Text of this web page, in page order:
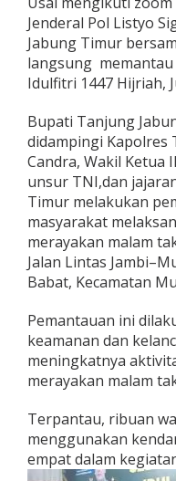
r
e
s
T
a
n
a
b
T
i
m
u
r
P
a
t
u
L
a
g
u
n
g
P
Jenderal Pol Listyo
Jabung Timur
langsung
Idulfitri 1447 Hijriah,
Bupati Tanjung
didampingi Kapolres
Candra, Wakil Ketua
unsur TNI,dan
Timur melakukan
masyarakat
merayakan malam
Jalan Lintas
Babat, Kecamatan
Pemantauan ini
keamanan dan
meningkatnya
merayakan malam
Terpantau, ribuan
menggunakan
empat dalam